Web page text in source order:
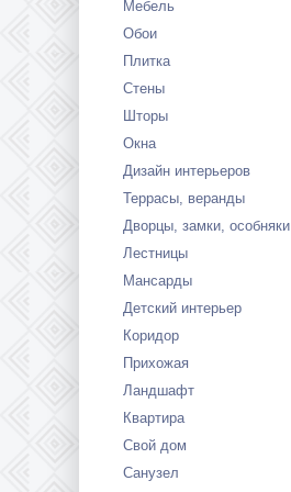
Мебель
Обои
Плитка
Стены
Шторы
Окна
Дизайн интерьеров
Террасы, веранды
Дворцы, замки, особняки
Лестницы
Мансарды
Детский интерьер
Коридор
Прихожая
Ландшафт
Квартира
Свой дом
Санузел